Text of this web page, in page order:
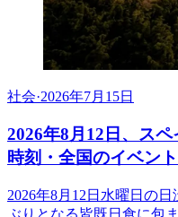
社会·2026年7月15日
2026年8月12日、ス
時刻・全国のイベン
2026年8月12日水曜日の
ぶりとなる皆既日食に包